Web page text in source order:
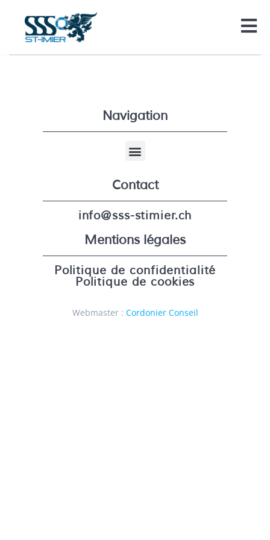
Navigation
Contact
info@sss-stimier.ch
Mentions légales
Politique de confidentialité
Politique de cookies
Webmaster : Cordonier Conseil